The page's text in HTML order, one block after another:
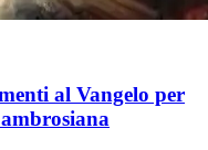
al Vangelo per